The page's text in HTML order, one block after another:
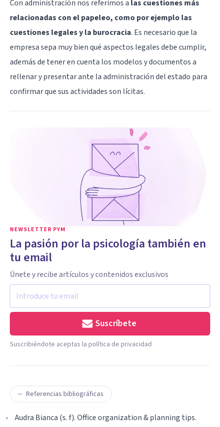
Con administración nos referimos a las cuestiones más
relacionadas con el papeleo, como por ejemplo las
cuestiones legales y la burocracia. Es necesario que la
empresa sepa muy bien qué aspectos legales debe cumplir,
además de tener en cuenta los modelos y documentos a
rellenar y presentar ante la administración del estado para
confirmar que sus actividades son lícitas.
NEWSLETTER PYM
La pasión por la psicología también en
tu email
Únete y recibe artículos y contenidos exclusivos
Suscríbete
Suscribiéndote aceptas la política de privacidad
Referencias bibliográficas
Audra Bianca (s. f). Office organization & planning tips.